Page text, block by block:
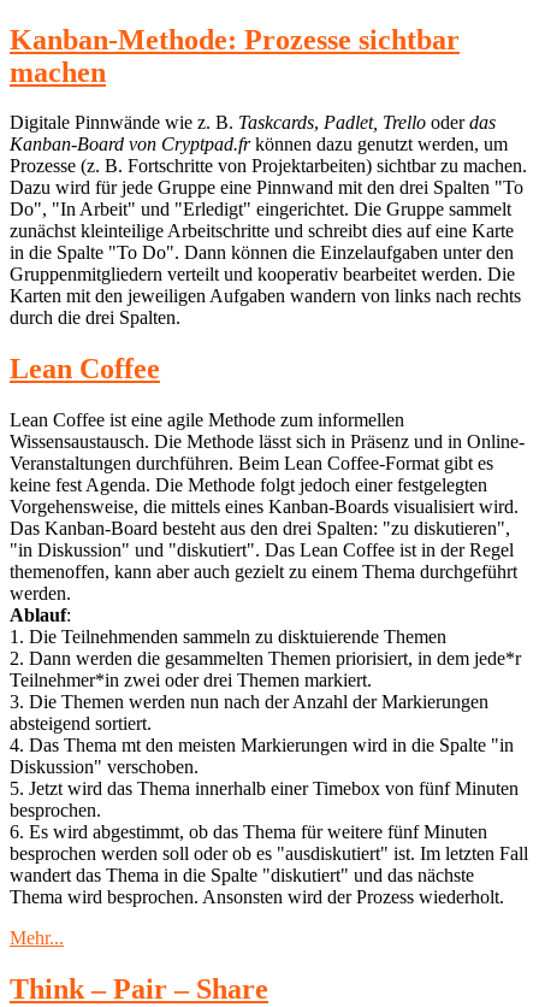
Kanban-Methode: Prozesse sichtbar
machen
Digitale Pinnwände wie z. B. Taskcards, Padlet, Trello oderdas
Kanban-Board von Cryptpad.frkönnen dazu genutzt werden, um
Prozesse (z. B. Fortschritte von Projektarbeiten) sichtbar zu machen.
Dazu wird für jede Gruppe eine Pinnwand mit den drei Spalten "To
Do", "In Arbeit" und "Erledigt" eingerichtet. Die Gruppe sammelt
zunächst kleinteilige Arbeitschritte und schreibt dies auf eine Karte
in die Spalte "To Do". Dann können die Einzelaufgaben unter den
Gruppenmitgliedern verteilt und kooperativ bearbeitet werden. Die
Karten mit den jeweiligen Aufgaben wandern von links nach rechts
durch die drei Spalten.
Lean Coffee
Lean Coffee ist eine agile Methode zum informellen
Wissensaustausch. Die Methode lässt sich in Präsenz und in Online-
Veranstaltungen durchführen. Beim Lean Coffee-Format gibt es
keine fest Agenda. Die Methode folgt jedoch einer festgelegten
Vorgehensweise, die mittels eines Kanban-Boards visualisiert wird.
Das Kanban-Board besteht aus den drei Spalten: "zu diskutieren",
"in Diskussion" und "diskutiert". Das Lean Coffee ist in der Regel
themenoffen, kann aber auch gezielt zu einem Thema durchgeführt
werden.
Ablauf:
1. Die Teilnehmenden sammeln zu disktuierende Themen
2. Dann werden die gesammelten Themen priorisiert, in dem jede*r
Teilnehmer*in zwei oder drei Themen markiert.
3. Die Themen werden nun nach der Anzahl der Markierungen
absteigend sortiert.
4. Das Thema mt den meisten Markierungen wird in die Spalte "in
Diskussion" verschoben.
5. Jetzt wird das Thema innerhalb einer Timebox von fünf Minuten
besprochen.
6. Es wird abgestimmt, ob das Thema für weitere fünf Minuten
besprochen werden soll oder ob es "ausdiskutiert" ist. Im letzten Fall
wandert das Thema in die Spalte "diskutiert" und das nächste
Thema wird besprochen. Ansonsten wird der Prozess wiederholt.
Mehr...
Think – Pair – Share